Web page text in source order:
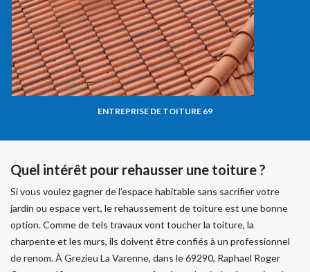
ENTREPRISE DE TOITURE 69
Quel intérêt pour rehausser une toiture ?
Si vous voulez gagner de l’espace habitable sans sacrifier votre
jardin ou espace vert, le rehaussement de toiture est une bonne
option. Comme de tels travaux vont toucher la toiture, la
charpente et les murs, ils doivent être confiés à un professionnel
de renom. À Grezieu La Varenne, dans le 69290, Raphael Roger